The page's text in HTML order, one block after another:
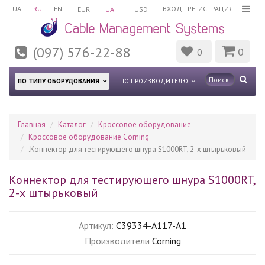
UA RU EN ВХОД | РЕГИСТРАЦИЯ
EUR UAH USD
(097) 576-22-88 0 0
ПО ТИПУ ОБОРУДОВАНИЯ ПО ПРОИЗВОДИТЕЛЮ
Главная Каталог
Кроссовое оборудование
Кроссовое оборудование Corning
.Коннектор для тестирующего шнура S1000RT, 2-х штырьковый
Коннектор для тестирующего шнура S1000RT,
2-х штырьковый
Артикул: C39334-A117-A1
Производители Corning